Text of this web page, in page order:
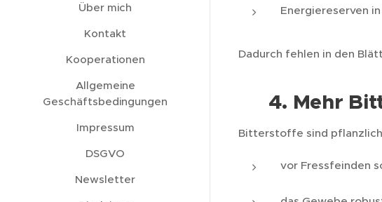
Über mich
Kontakt
Kooperationen
Allgemeine
Geschäftsbedingungen
Impressum
DSGVO
Newsletter
Energiereserven
Dadurch fehlen in den
4. Mehr
Bitterstoffe sind
vor Fressfeinden